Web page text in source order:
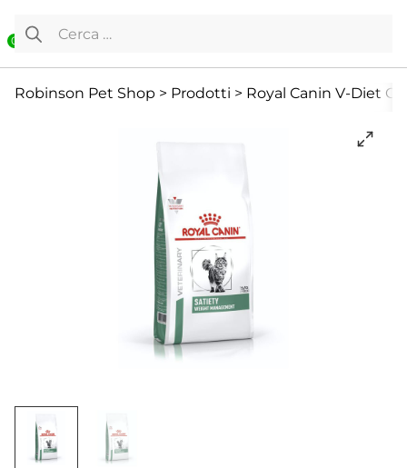
0
Ricerca per:
Robinson Pet Shop > Prodotti > Royal Canin V-Diet